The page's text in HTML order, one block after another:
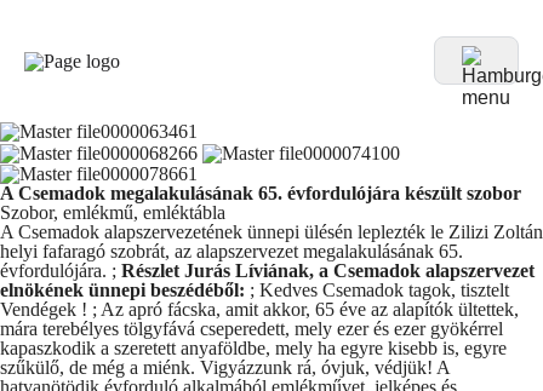
A Csemadok megalakulásának 65. évfordulójára készült szobor
Szobor, emlékmű, emléktábla
A Csemadok alapszervezetének ünnepi ülésén leplezték le Zilizi Zoltán
helyi fafaragó szobrát, az alapszervezet megalakulásának 65.
évfordulójára. ; Részlet Jurás Líviának, a Csemadok alapszervezet
elnökének ünnepi beszédéből: ; Kedves Csemadok tagok, tisztelt
Vendégek ! ; Az apró fácska, amit akkor, 65 éve az alapítók ültettek,
mára terebélyes tölgyfává cseperedett, mely ezer és ezer gyökérrel
kapaszkodik a szeretett anyaföldbe, mely ha egyre kisebb is, egyre
szűkülő, de még a miénk. Vigyázzunk rá, óvjuk, védjük! A
hatvanötödik évforduló alkalmából emlékművet, jelképes és